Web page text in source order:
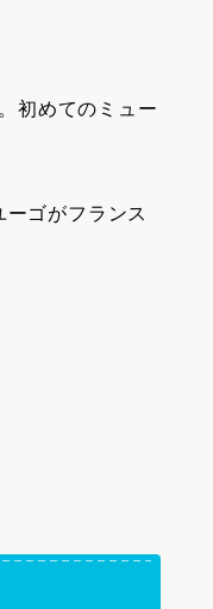
初めてのミュー
ゴがフランス